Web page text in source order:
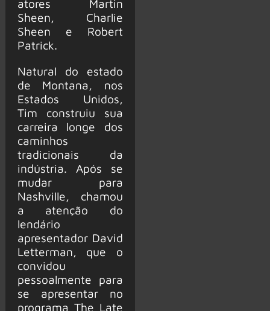
atores Martin
Sheen, Charlie
Sheen e Robert
Patrick.
Natural do estado
de Montana, nos
Estados Unidos,
Tim construiu sua
carreira longe dos
caminhos
tradicionais da
indústria. Após se
mudar para
Nashville, chamou
a atenção do
lendário
apresentador David
Letterman, que o
convidou
pessoalmente para
se apresentar no
programa The Late